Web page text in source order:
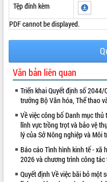
VIDEO
Tệp đính kèm
PDF cannot be displayed.
Văn bản liên quan
Triển khai Quyết định số
trưởng Bộ Văn hóa, Thể thao
Về việc công bố Danh mục
lĩnh vực trồng trọt và bảo vệ
lý của Sở Nông nghiệp và Môi
Báo cáo Tình hình kinh tế - xã
2026 và chương trình công
Quyết định Về việc bãi bỏ một